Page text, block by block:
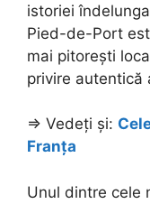
istoriei
Pied-de-Port
mai pitorești
privire autentică
=> Vedeți și:
Franța
Unul dintre cele